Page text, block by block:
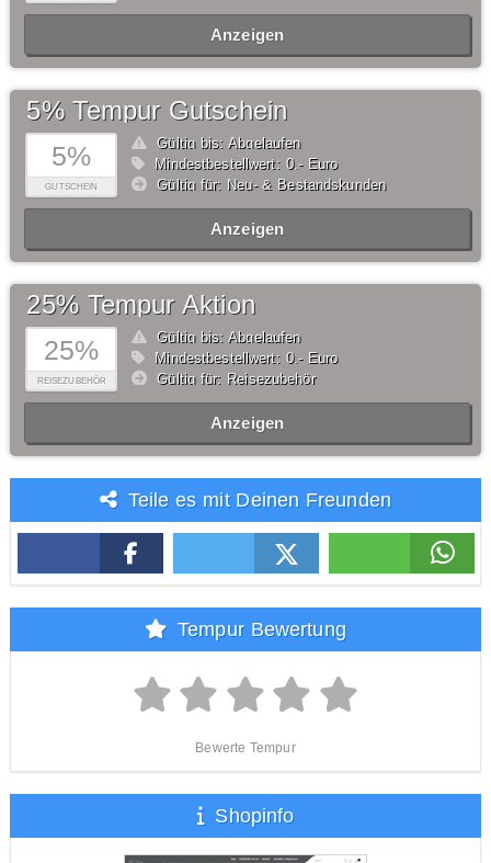
Anzeigen
5%
GUTSCHEIN
5% Tempur Gutschein
Gültig bis: Abgelaufen
Mindestbestellwert: 0,- Euro
Gültig für: Neu- & Bestandskunden
Anzeigen
25%
REISEZUBEHÖR
25% Tempur Aktion
Gültig bis: Abgelaufen
Mindestbestellwert: 0,- Euro
Gültig für: Reisezubehör
Anzeigen
Teile es mit Deinen Freunden
Tempur Bewertung
Bewerte Tempur
Shopinfo